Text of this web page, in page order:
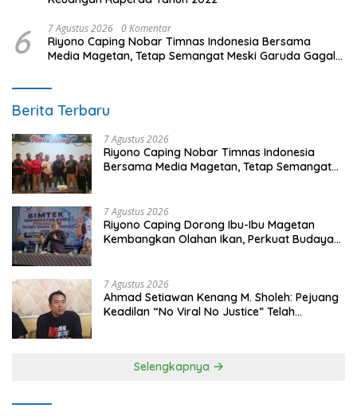
6 7 Agustus 2026 0 Komentar
Riyono Caping Nobar Timnas Indonesia Bersama
Media Magetan, Tetap Semangat Meski Garuda Gagal
Berita Terbaru
7 Agustus 2026
Riyono Caping Nobar Timnas Indonesia
Bersama Media Magetan, Tetap Semangat
7 Agustus 2026
Riyono Caping Dorong Ibu-Ibu Magetan
Kembangkan Olahan Ikan, Perkuat Budaya
7 Agustus 2026
Ahmad Setiawan Kenang M. Sholeh: Pejuang
Keadilan “No Viral No Justice” Telah
Selengkapnya